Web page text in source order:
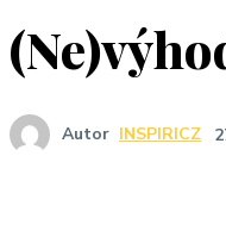
Autor INSPIRICZ